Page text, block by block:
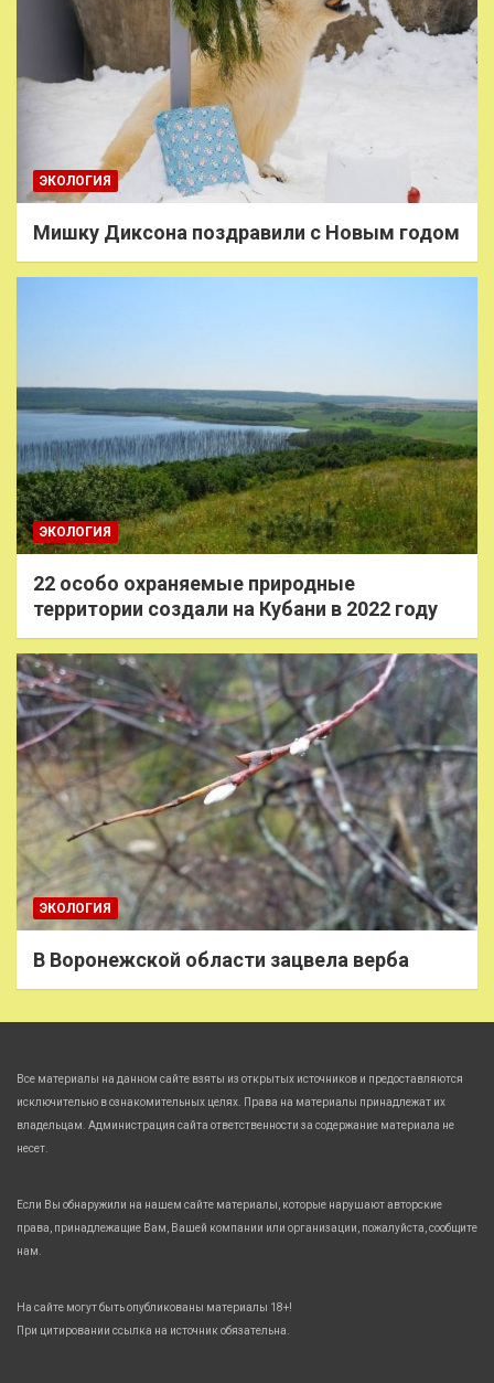
ЭКОЛОГИЯ
Мишку Диксона поздравили с Новым годом
ЭКОЛОГИЯ
22 особо охраняемые природные
территории создали на Кубани в 2022 году
ЭКОЛОГИЯ
В Воронежской области зацвела верба
Все материалы на данном сайте взяты из открытых источников и предоставляются
исключительно в ознакомительных целях. Права на материалы принадлежат их
владельцам. Администрация сайта ответственности за содержание материала не
несет.
Если Вы обнаружили на нашем сайте материалы, которые нарушают авторские
права, принадлежащие Вам, Вашей компании или организации, пожалуйста, сообщите
нам.
На сайте могут быть опубликованы материалы 18+!
При цитировании ссылка на источник обязательна.